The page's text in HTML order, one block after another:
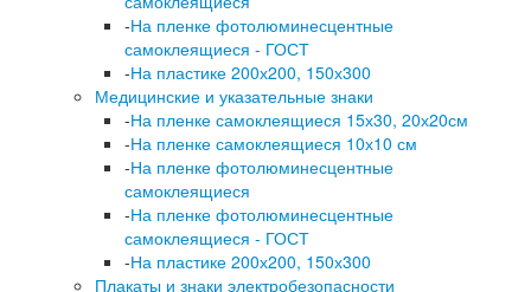
-На пленке фотолюминесцентные
самоклеящиеся - ГОСТ
-На пластике 200х200, 150х300
Медицинские и указательные знаки
-На пленке самоклеящиеся 15х30, 20х20см
-На пленке самоклеящиеся 10х10 см
-На пленке фотолюминесцентные
самоклеящиеся
-На пленке фотолюминесцентные
самоклеящиеся - ГОСТ
-На пластике 200х200, 150х300
Плакаты и знаки электробезопасности